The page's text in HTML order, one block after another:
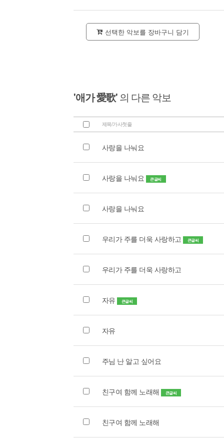
선택한 악보를 장바구니 담기
'애가 愛歌'의 다른 악보
제목/가사첫줄
사랑을 나눠요
사랑을 나눠요 큰글씨
사랑을 나눠요
우리가 주를 더욱 사랑하고 큰글씨
우리가 주를 더욱 사랑하고
자유 큰글씨
자유
주님 난 알고 싶어요
친구여 함께 노래해 큰글씨
친구여 함께 노래해